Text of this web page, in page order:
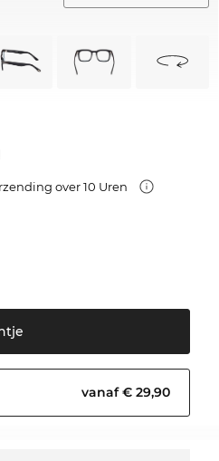
over 10 Uren
vanaf € 29,90